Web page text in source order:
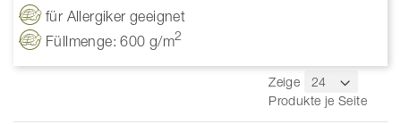
für Allergiker geeignet
Füllmenge: 600 g/m2
Zeige
Produkte je Seite